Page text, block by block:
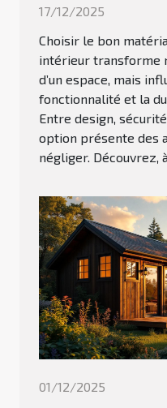
17/12/2025
Choisir le bon
intérieur transforme
d’un espace, mais
fonctionnalité et la
Entre design,
option présente des
négliger. Découvrez,
01/12/2025